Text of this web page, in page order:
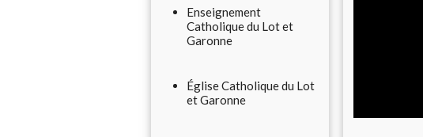
Enseignement
Catholique du Lot et
Garonne
Église Catholique du Lot
et Garonne